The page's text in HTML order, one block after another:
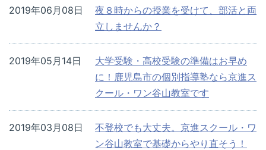
夜８時からの授業を受けて、部活と両
立しませんか？
2019年06月08日
大学受験・高校受験の準備はお早め
に！鹿児島市の個別指導塾なら京進ス
クール・ワン谷山教室です
2019年05月14日
不登校でも大丈夫。京進スクール・ワ
ン谷山教室で基礎からやり直そう！
2019年03月08日